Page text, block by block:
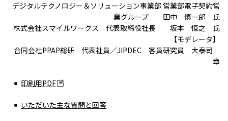
デジタルテクノロジー＆ソリューション事業部 営業部電子契約営
業グループ 田中 慎一郎 氏
株式会社スマイルワークス 代表取締役社長 坂本 恒之 氏
【モデレータ】
合同会社PPAP総研 代表社員／JIPDEC 客員研究員 大泰司
章
印刷用PDF
いただいた主な質問と回答